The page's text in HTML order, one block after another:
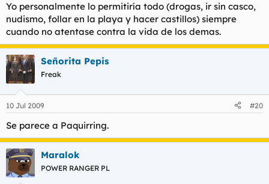
Yo personalmente lo permitiría todo (drogas, ir sin casco,
nudismo, follar en la playa y hacer castillos) siempre
cuando no atentase contra la vida de los demas.
Señorita Pepis
Freak
10 Jul 2009 #20
Se parece a Paquirring.
Maralok
POWER RANGER PL